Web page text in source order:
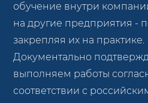
обучение внутри
на другие предприятия -
закрепляя их на практике.
Документально
выполняем работы
соответствии с